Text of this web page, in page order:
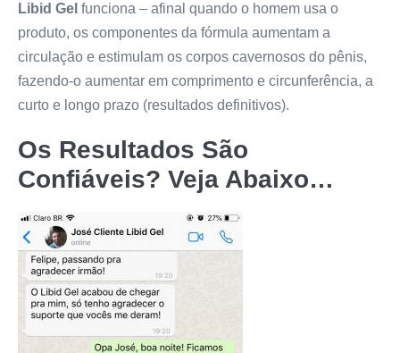
Libid Gel funciona – afinal quando o homem usa o
produto, os componentes da fórmula aumentam a
circulação e estimulam os corpos cavernosos do pênis,
fazendo-o aumentar em comprimento e circunferência, a
curto e longo prazo (resultados definitivos).
Os Resultados São
Confiáveis? Veja Abaixo…